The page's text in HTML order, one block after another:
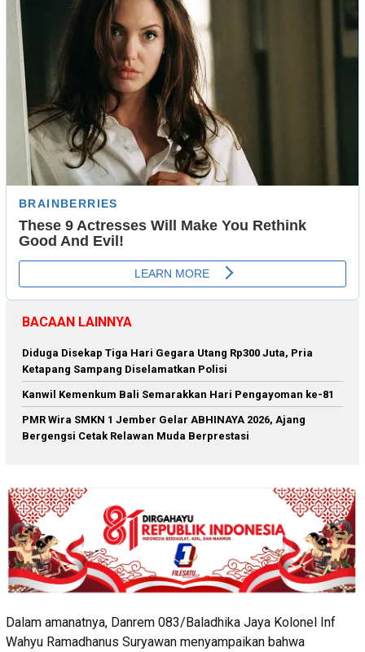
BACAAN LAINNYA
Diduga Disekap Tiga Hari Gegara Utang Rp300 Juta, Pria
Ketapang Sampang Diselamatkan Polisi
Kanwil Kemenkum Bali Semarakkan Hari Pengayoman ke-81
PMR Wira SMKN 1 Jember Gelar ABHINAYA 2026, Ajang
Bergengsi Cetak Relawan Muda Berprestasi
Dalam amanatnya, Danrem 083/Baladhika Jaya Kolonel Inf
Wahyu Ramadhanus Suryawan menyampaikan bahwa